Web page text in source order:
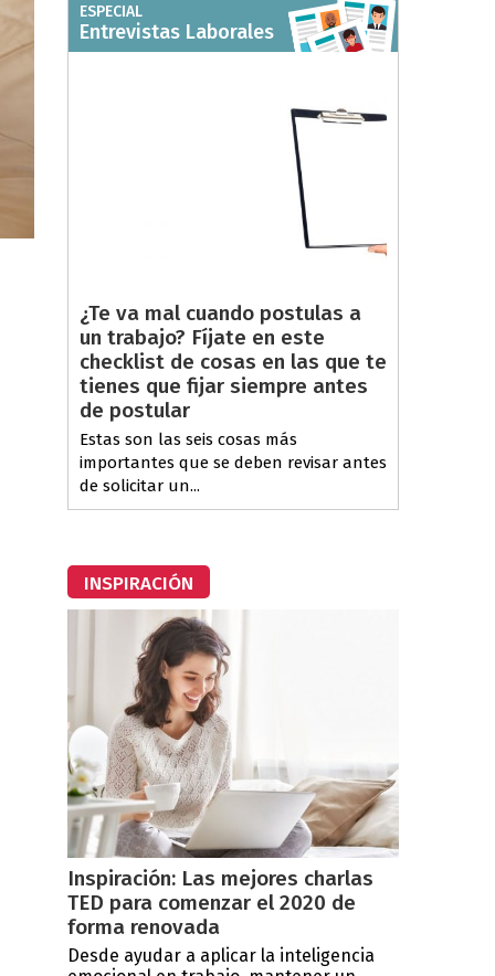
ESPECIAL
Entrevistas Laborales
¿Te va mal cuando postulas a
un trabajo? Fíjate en este
checklist de cosas en las que te
tienes que fijar siempre antes
de postular
Estas son las seis cosas más
importantes que se deben revisar antes
de solicitar un...
INSPIRACIÓN
Inspiración: Las mejores charlas
TED para comenzar el 2020 de
forma renovada
Desde ayudar a aplicar la inteligencia